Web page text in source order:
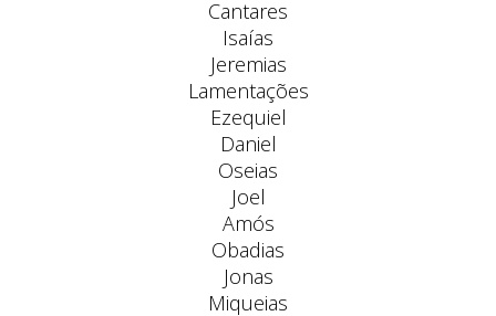
Cantares
Isaías
Jeremias
Lamentações
Ezequiel
Daniel
Oseias
Joel
Amós
Obadias
Jonas
Miqueias